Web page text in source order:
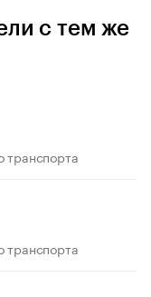
с тем же
транспорта
транспорта